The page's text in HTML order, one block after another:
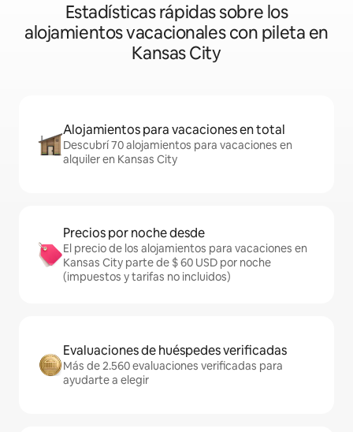
Estadísticas rápidas sobre los
alojamientos vacacionales con pileta en
Kansas City
Alojamientos para vacaciones en total
Descubrí 70 alojamientos para vacaciones en
alquiler en Kansas City
Precios por noche desde
El precio de los alojamientos para vacaciones en
Kansas City parte de $ 60 USD por noche
(impuestos y tarifas no incluidos)
Evaluaciones de huéspedes verificadas
Más de 2.560 evaluaciones verificadas para
ayudarte a elegir